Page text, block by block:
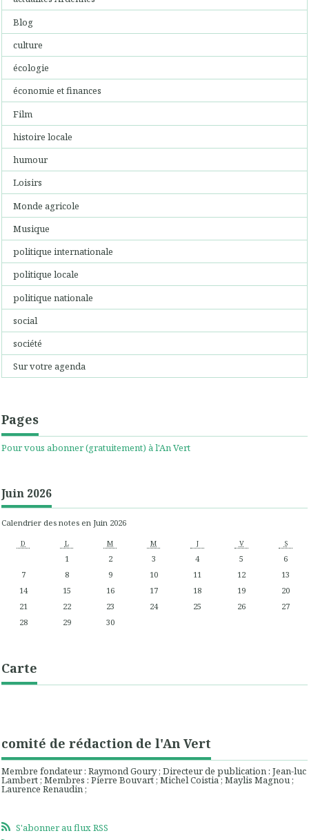
Blog
culture
écologie
économie et finances
Film
histoire locale
humour
Loisirs
Monde agricole
Musique
politique internationale
politique locale
politique nationale
social
société
Sur votre agenda
Pages
Pour vous abonner (gratuitement) à l'An Vert
Juin 2026
Calendrier des notes en Juin 2026
D L M M J V S
1 2 3 4 5
6
7
8 9 10 11 12
13
14
15 16 17 18 19
20
21
22 23 24 25 26
27
28
29 30
Carte
comité de rédaction de l'An Vert
Membre fondateur : Raymond Goury ; Directeur de publication : Jean-luc
Lambert ; Membres : Pierre Bouvart ; Michel Coistia ; Maylis Magnou ;
Laurence Renaudin ;
S'abonner au flux RSS